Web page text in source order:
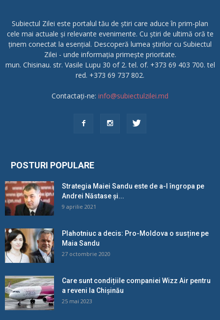
Subiectul Zilei este portalul tău de știri care aduce în prim-plan
cele mai actuale și relevante evenimente. Cu știri de ultimă oră te
ținem conectat la esențial. Descoperă lumea știrilor cu Subiectul
Zilei - unde informația primește prioritate.
mun. Chisinau. str. Vasile Lupu 30 of 2. tel. of. +373 69 403 700. tel
red. +373 69 737 802.
Contactați-ne: info@subiectulzilei.md
POSTURI POPULARE
Strategia Maiei Sandu este de a-l îngropa pe
Andrei Năstase și...
9 aprilie 2021
Plahotniuc a decis: Pro-Moldova o susține pe
Maia Sandu
27 octombrie 2020
Care sunt condițiile companiei Wizz Air pentru
a reveni la Chișinău
25 mai 2023